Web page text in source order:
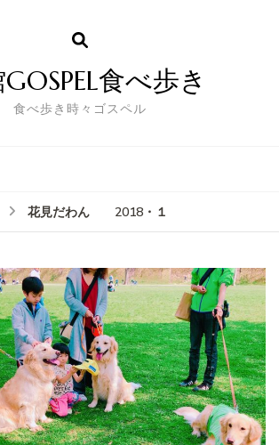
食べ歩き
食べ歩き時々ゴスペル
花見だわん 2018・１